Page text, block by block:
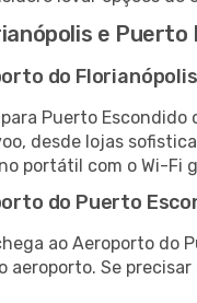
e Puerto
do Florianópolis
Puerto
desde lojas
portátil com o Wi-Fi
do Puerto
ao Aeroporto do
Se